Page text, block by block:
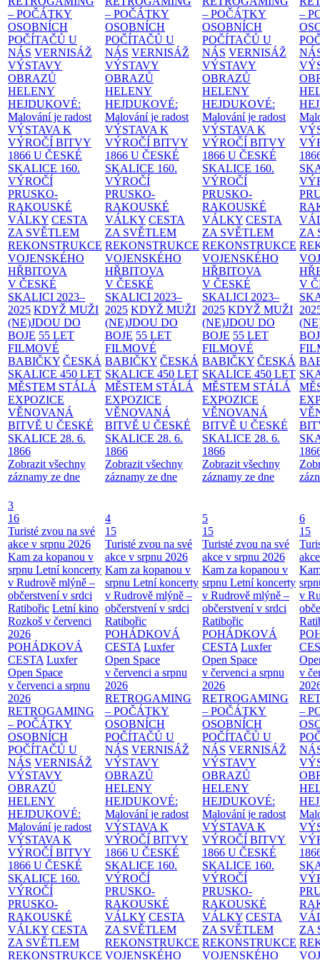
– POČÁTKY
OSOBNÍCH
POČÍTAČŮ U
NÁS VERNISÁŽ
VÝSTAVY
OBRAZŮ
HELENY
HEJDUKOVÉ:
Malování je radost
VÝSTAVA K
VÝROČÍ BITVY
1866 U ČESKÉ
SKALICE 160.
VÝROČÍ
PRUSKO-
RAKOUSKÉ
VÁLKY CESTA
ZA SVĚTLEM
REKONSTRUKCE
VOJENSKÉHO
HŘBITOVA
V ČESKÉ
SKALICI 2023–
2025 KDYŽ MUŽI
(NE)JDOU DO
BOJE 55 LET
FILMOVÉ
BABIČKY ČESKÁ
SKALICE 450 LET
MĚSTEM STÁLÁ
EXPOZICE
VĚNOVANÁ
BITVĚ U ČESKÉ
SKALICE 28. 6.
1866
Zobrazit všechny
záznamy ze dne
– POČÁTKY
OSOBNÍCH
POČÍTAČŮ U
NÁS VERNISÁŽ
VÝSTAVY
OBRAZŮ
HELENY
HEJDUKOVÉ:
Malování je radost
VÝSTAVA K
VÝROČÍ BITVY
1866 U ČESKÉ
SKALICE 160.
VÝROČÍ
PRUSKO-
RAKOUSKÉ
VÁLKY CESTA
ZA SVĚTLEM
REKONSTRUKCE
VOJENSKÉHO
HŘBITOVA
V ČESKÉ
SKALICI 2023–
2025 KDYŽ MUŽI
(NE)JDOU DO
BOJE 55 LET
FILMOVÉ
BABIČKY ČESKÁ
SKALICE 450 LET
MĚSTEM STÁLÁ
EXPOZICE
VĚNOVANÁ
BITVĚ U ČESKÉ
SKALICE 28. 6.
1866
Zobrazit všechny
záznamy ze dne
– POČÁTKY
OSOBNÍCH
POČÍTAČŮ U
NÁS VERNISÁŽ
VÝSTAVY
OBRAZŮ
HELENY
HEJDUKOVÉ:
Malování je radost
VÝSTAVA K
VÝROČÍ BITVY
1866 U ČESKÉ
SKALICE 160.
VÝROČÍ
PRUSKO-
RAKOUSKÉ
VÁLKY CESTA
ZA SVĚTLEM
REKONSTRUKCE
VOJENSKÉHO
HŘBITOVA
V ČESKÉ
SKALICI 2023–
2025 KDYŽ MUŽI
(NE)JDOU DO
BOJE 55 LET
FILMOVÉ
BABIČKY ČESKÁ
SKALICE 450 LET
MĚSTEM STÁLÁ
EXPOZICE
VĚNOVANÁ
BITVĚ U ČESKÉ
SKALICE 28. 6.
1866
Zobrazit všechny
záznamy ze dne
–
ZA
V
3
16
Turisté zvou na své
akce v srpnu 2026
Kam za kopanou v
srpnu Letní koncerty
v Rudrově mlýně –
občerstvení v srdci
Ratibořic Letní kino
Rozkoš v červenci
2026
POHÁDKOVÁ
CESTA Luxfer
Open Space
v červenci a srpnu
2026
RETROGAMING
– POČÁTKY
OSOBNÍCH
POČÍTAČŮ U
NÁS VERNISÁŽ
VÝSTAVY
OBRAZŮ
HELENY
HEJDUKOVÉ:
Malování je radost
VÝSTAVA K
VÝROČÍ BITVY
1866 U ČESKÉ
SKALICE 160.
VÝROČÍ
PRUSKO-
RAKOUSKÉ
VÁLKY CESTA
ZA SVĚTLEM
REKONSTRUKCE
4
15
Turisté zvou na své
akce v srpnu 2026
Kam za kopanou v
srpnu Letní koncerty
v Rudrově mlýně –
občerstvení v srdci
Ratibořic
POHÁDKOVÁ
CESTA Luxfer
Open Space
v červenci a srpnu
2026
RETROGAMING
– POČÁTKY
OSOBNÍCH
POČÍTAČŮ U
NÁS VERNISÁŽ
VÝSTAVY
OBRAZŮ
HELENY
HEJDUKOVÉ:
Malování je radost
VÝSTAVA K
VÝROČÍ BITVY
1866 U ČESKÉ
SKALICE 160.
VÝROČÍ
PRUSKO-
RAKOUSKÉ
VÁLKY CESTA
ZA SVĚTLEM
REKONSTRUKCE
VOJENSKÉHO
5
15
Turisté zvou na své
akce v srpnu 2026
Kam za kopanou v
srpnu Letní koncerty
v Rudrově mlýně –
občerstvení v srdci
Ratibořic
POHÁDKOVÁ
CESTA Luxfer
Open Space
v červenci a srpnu
2026
RETROGAMING
– POČÁTKY
OSOBNÍCH
POČÍTAČŮ U
NÁS VERNISÁŽ
VÝSTAVY
OBRAZŮ
HELENY
HEJDUKOVÉ:
Malování je radost
VÝSTAVA K
VÝROČÍ BITVY
1866 U ČESKÉ
SKALICE 160.
VÝROČÍ
PRUSKO-
RAKOUSKÉ
VÁLKY CESTA
ZA SVĚTLEM
REKONSTRUKCE
VOJENSKÉHO
6
15
v
v
–
ZA